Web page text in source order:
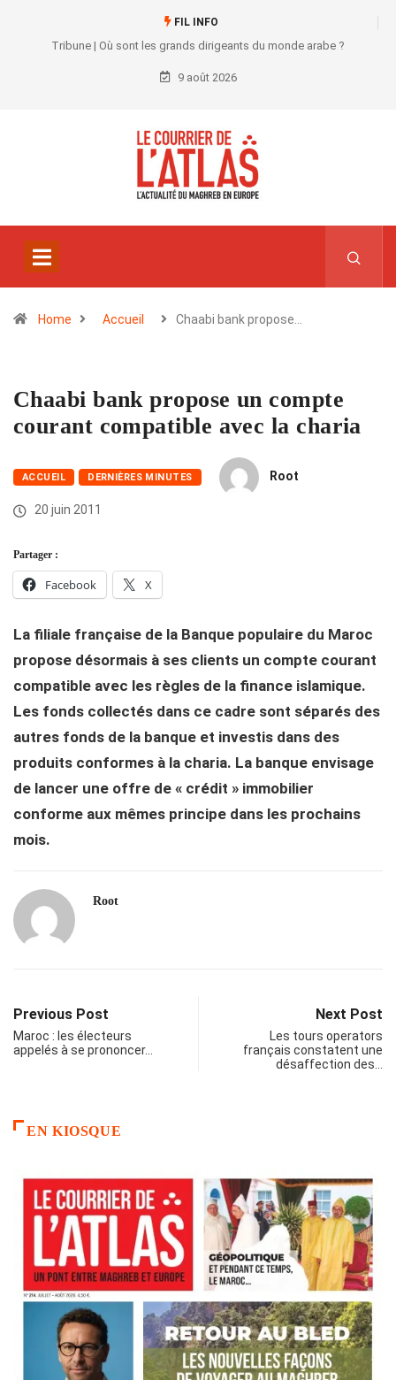
FIL INFO
Tribune | Où sont les grands dirigeants du monde arabe ?
9 août 2026
Home Accueil Chaabi bank propose…
Chaabi bank propose un compte
courant compatible avec la charia
ACCUEIL DERNIÈRES MINUTES Root
20 juin 2011
Partager :
Facebook X
La filiale française de la Banque populaire du Maroc
propose désormais à ses clients un compte courant
compatible avec les règles de la finance islamique.
Les fonds collectés dans ce cadre sont séparés des
autres fonds de la banque et investis dans des
produits conformes à la charia. La banque envisage
de lancer une offre de « crédit » immobilier
conforme aux mêmes principe dans les prochains
mois.
Root
Previous Post
Maroc : les électeurs
appelés à se prononcer…
Next Post
Les tours operators
français constatent une
désaffection des…
EN KIOSQUE